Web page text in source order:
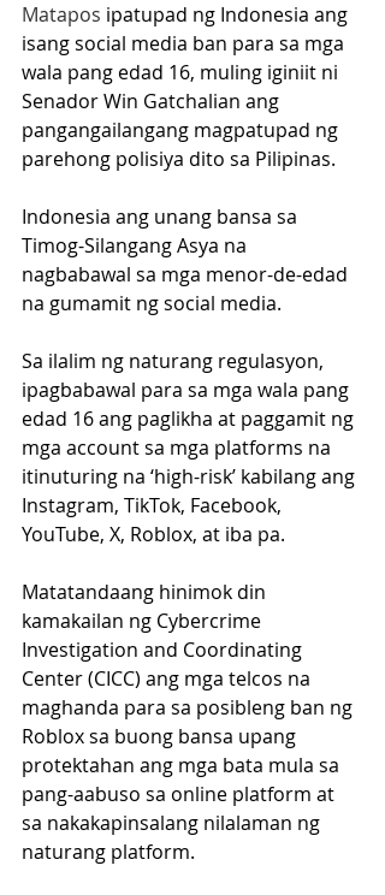
Matapos ipatupad ng Indonesia ang
isang social media ban para sa mga
wala pang edad 16, muling iginiit ni
Senador Win Gatchalian ang
pangangailangang magpatupad ng
parehong polisiya dito sa Pilipinas.
Indonesia ang unang bansa sa
Timog-Silangang Asya na
nagbabawal sa mga menor-de-edad
na gumamit ng social media.
Sa ilalim ng naturang regulasyon,
ipagbabawal para sa mga wala pang
edad 16 ang paglikha at paggamit ng
mga account sa mga platforms na
itinuturing na ‘high-risk’ kabilang ang
Instagram, TikTok, Facebook,
YouTube, X, Roblox, at iba pa.
Matatandaang hinimok din
kamakailan ng Cybercrime
Investigation and Coordinating
Center (CICC) ang mga telcos na
maghanda para sa posibleng ban ng
Roblox sa buong bansa upang
protektahan ang mga bata mula sa
pang-aabuso sa online platform at
sa nakakapinsalang nilalaman ng
naturang platform.